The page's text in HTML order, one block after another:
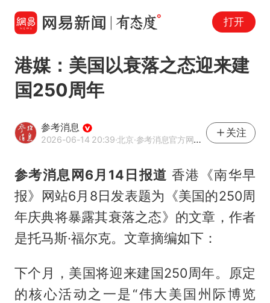
打开
港媒：美国以衰落之态迎来建
国250周年
参考消息
2026-06-14 20:39·北京·参考消息官方网易号
关注
参考消息网6月14日报道 香港《南华早
报》网站6月8日发表题为《美国的250周
年庆典将暴露其衰落之态》的文章，作者
是托马斯·福尔克。文章摘编如下：
下个月，美国将迎来建国250周年。原定
的核心活动之一是“伟大美国州际博览